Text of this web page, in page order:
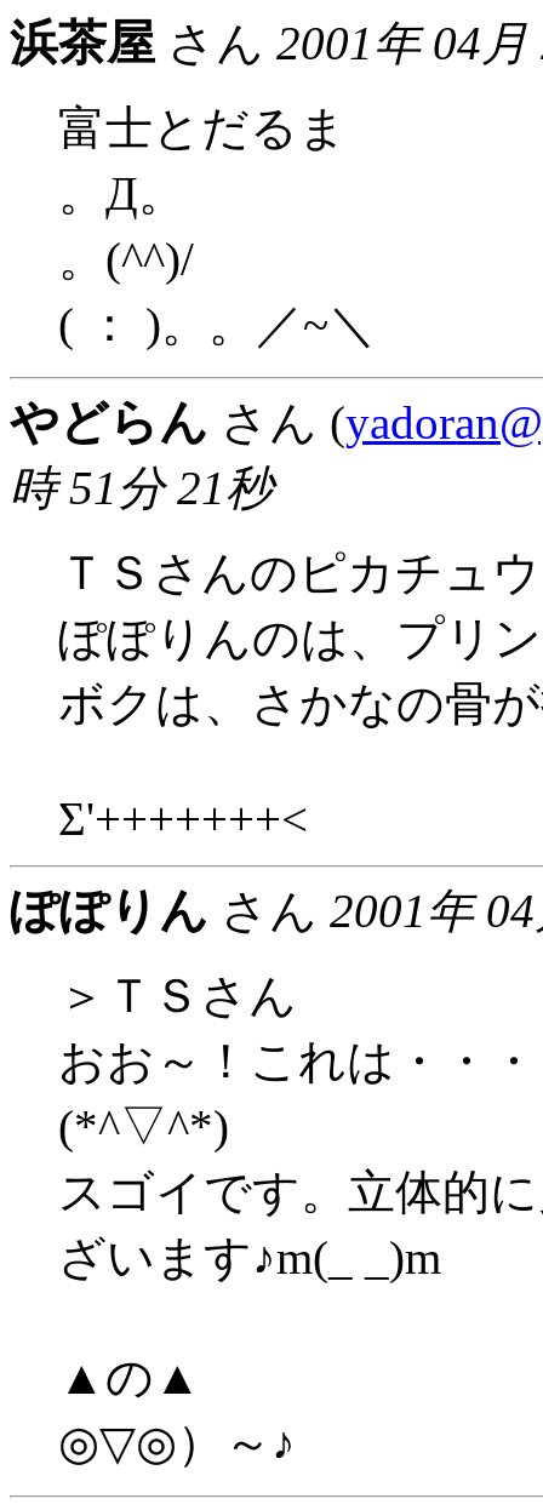
浜茶屋 さん 2001年 04
富士とだるま
。Д。
。(^^)/
( ： )。。／~＼
やどらん さん (
時 51分 21秒
ＴＳさんのピカチュ
ぽぽりんのは、プリ
ボクは、さかなの骨
Σ'+++++++<
ぽぽりん さん 2001年
＞ＴＳさん
おお～！これは・・
(*^▽^*)
スゴイです。立体的
ざいます♪m(_ _)m
▲の▲
◎▽◎）～♪